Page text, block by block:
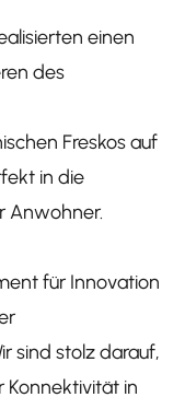
einen
des
Freskos auf
in die
Anwohner.
für Innovation
sind stolz darauf,
Konnektivität in